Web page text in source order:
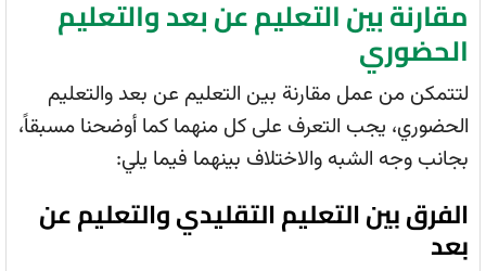
مقارنة بين التعليم عن بعد والتعليم
الحضوري
لتتمكن من عمل مقارنة بين التعليم عن بعد والتعليم
الحضوري، يجب التعرف على كل منهما كما أوضحنا مسبقاً،
بجانب وجه الشبه والاختلاف بينهما فيما يلي:
الفرق بين التعليم التقليدي والتعليم عن
بعد